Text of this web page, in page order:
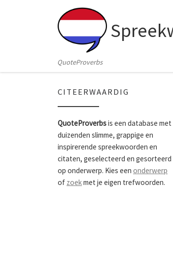
Skip to content
QuoteProverbs
CITEERWAARDIG
QuoteProverbsis een database met
duizenden slimme, grappige en
inspirerende spreekwoorden en
citaten, geselecteerd en gesorteerd
op onderwerp. Kies een onderwerp
of zoekmet je eigen trefwoorden.